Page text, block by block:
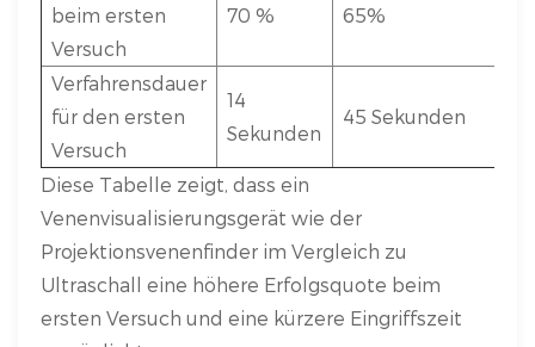
beim ersten
Versuch
70 % 65%
Verfahrensdauer
für den ersten
Versuch
14
Sekunden
45 Sekunden
Diese Tabelle zeigt, dass ein
Venenvisualisierungsgerät wie der
Projektionsvenenfinder im Vergleich zu
Ultraschall eine höhere Erfolgsquote beim
ersten Versuch und eine kürzere Eingriffszeit